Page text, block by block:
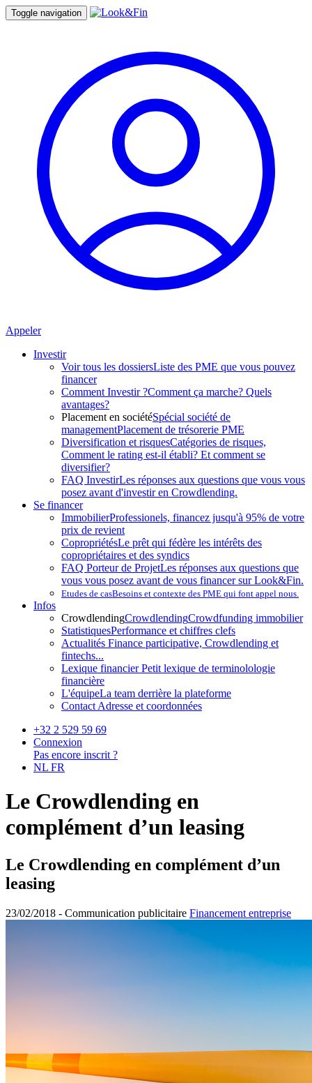
Toggle navigation
Appeler
Investir
Voir tous les dossiersListe des PME que vous pouvez
financer
Comment Investir ?Comment ça marche? Quels
avantages?
Placement en sociétéSpécial société de
managementPlacement de trésorerie PME
Diversification et risquesCatégories de risques,
Comment le rating est-il établi? Et comment se
diversifier?
FAQ InvestirLes réponses aux questions que vous vous
posez avant d'investir en Crowdlending.
Se financer
ImmobilierProfessionels, financez jusqu'à 95% de votre
prix de revient
CopropriétésLe prêt qui fédère les intérêts des
copropriétaires et des syndics
FAQ Porteur de ProjetLes réponses aux questions que
vous vous posez avant de vous financer sur Look&Fin.
Etudes de casBesoins et contexte des PME qui font appel nous.
Infos
CrowdlendingCrowdlendingCrowdfunding immobilier
StatistiquesPerformance et chiffres clefs
Actualités Finance participative, Crowdlending et
fintechs...
Lexique financierPetit lexique de terminolologie
financière
L'équipeLa team derrière la plateforme
Contact Adresse et coordonnées
+32 2 529 59 69
Connexion
Pas encore inscrit ?
NL FR
Le Crowdlending en
complément d’un leasing
Le Crowdlending en complément d’un
leasing
23/02/2018 - Communication publicitaire Financement entreprise